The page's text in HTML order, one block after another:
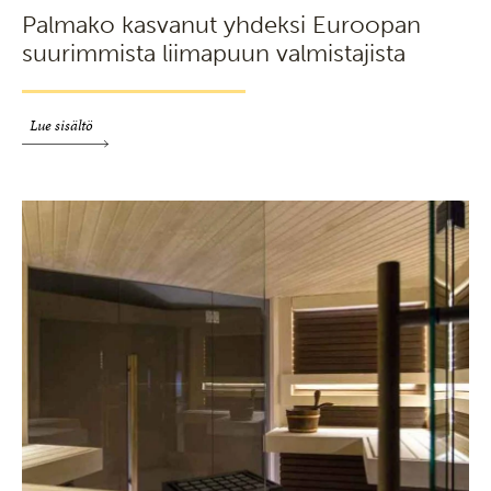
Palmako kasvanut yhdeksi Euroopan
suurimmista liimapuun valmistajista
Lue sisältö